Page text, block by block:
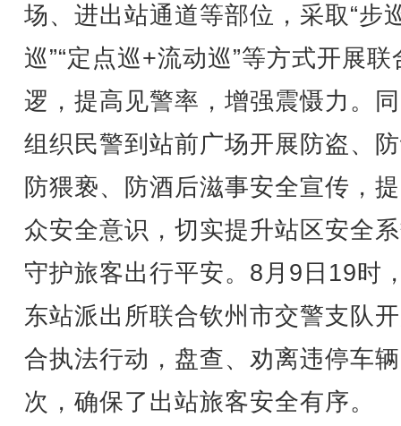
场、进出站通道等部位，采取“步
巡”“定点巡+流动巡”等方式开展联
逻，提高见警率，增强震慑力。
组织民警到站前广场开展防盗、
防猥亵、防酒后滋事安全宣传，
众安全意识，切实提升站区安全
守护旅客出行平安。8月9日19时
东站派出所联合钦州市交警支队
合执法行动，盘查、劝离违停车
次，确保了出站旅客安全有序。